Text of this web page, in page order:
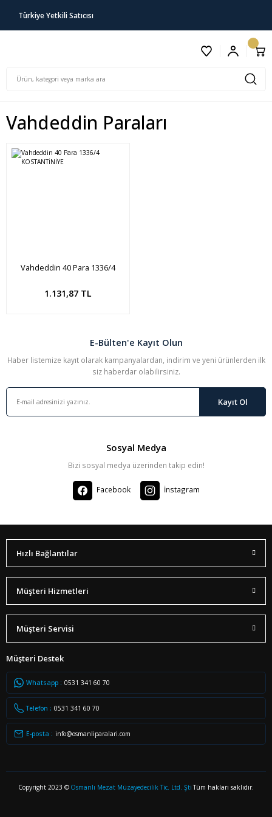
Türkiye Yetkili Satıcısı
Vahdeddin Paraları
Vahdeddin 40 Para 1336/4
1.131,87 TL
E-Bülten'e Kayıt Olun
Haber listemize kayıt olarak kampanyalardan, indirim ve yeni ürünlerden ilk
siz haberdar olabilirsiniz.
Kayıt Ol
Sosyal Medya
Bizi sosyal medya üzerinden takip edin!
Facebook İnstagram
Hızlı Bağlantılar
Müşteri Hizmetleri
Müşteri Servisi
Müşteri Destek
Whatsapp : 0531 341 60 70
Telefon : 0531 341 60 70
E-posta : info@osmanliparalari.com
Copyright 2023 © Osmanlı Mezat Müzayedecilik Tic. Ltd. Şti Tüm hakları saklıdır.